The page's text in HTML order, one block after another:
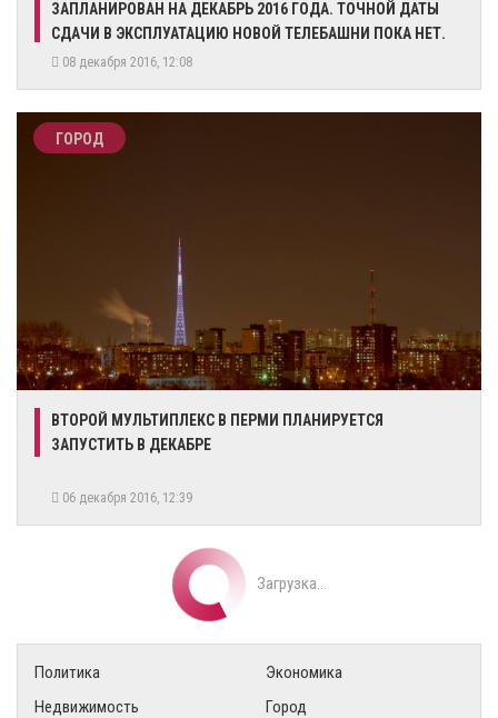
ЗАПЛАНИРОВАН НА ДЕКАБРЬ 2016 ГОДА. ТОЧНОЙ ДАТЫ
СДАЧИ В ЭКСПЛУАТАЦИЮ НОВОЙ ТЕЛЕБАШНИ ПОКА НЕТ.
08 декабря 2016, 12:08
ГОРОД
ВТОРОЙ МУЛЬТИПЛЕКС В ПЕРМИ ПЛАНИРУЕТСЯ
ЗАПУСТИТЬ В ДЕКАБРЕ
06 декабря 2016, 12:39
Загрузка...
Политика
Экономика
Недвижимость
Город